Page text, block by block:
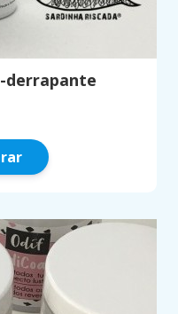
derrapante